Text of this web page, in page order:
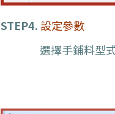
STEP4. 設定參數
選擇手鋪料型式 /